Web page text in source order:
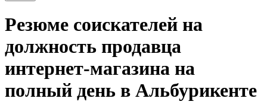
Резюме соискателей на
должность продавца
интернет-магазина на
полный день в Альбурикенте